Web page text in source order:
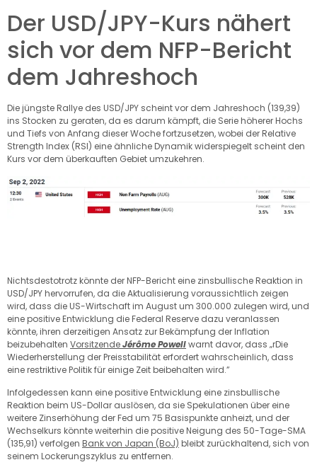
Der USD/JPY-Kurs nähert
sich vor dem NFP-Bericht
dem Jahreshoch
Die jüngste Rallye des USD/JPY scheint vor dem Jahreshoch (139,39)
ins Stocken zu geraten, da es darum kämpft, die Serie höherer Hochs
und Tiefs von Anfang dieser Woche fortzusetzen, wobei der Relative
Strength Index (RSI) eine ähnliche Dynamik widerspiegelt scheint den
Kurs vor dem überkauften Gebiet umzukehren.
Nichtsdestotrotz könnte der NFP-Bericht eine zinsbullische Reaktion in
USD/JPY hervorrufen, da die Aktualisierung voraussichtlich zeigen
wird, dass die US-Wirtschaft im August um 300.000 zulegen wird, und
eine positive Entwicklung die Federal Reserve dazu veranlassen
könnte, ihren derzeitigen Ansatz zur Bekämpfung der Inflation
beizubehalten VorsitzendeJérôme Powellwarnt davor, dass „rDie
Wiederherstellung der Preisstabilität erfordert wahrscheinlich, dass
eine restriktive Politik für einige Zeit beibehalten wird.”
Infolgedessen kann eine positive Entwicklung eine zinsbullische
Reaktion beim US-Dollar auslösen, da sie Spekulationen über eine
weitere Zinserhöhung der Fed um 75 Basispunkte anheizt, und der
Wechselkurs könnte weiterhin die positive Neigung des 50-Tage-SMA
(135,91) verfolgen Bank von Japan (BoJ) bleibt zurückhaltend, sich von
seinem Lockerungszyklus zu entfernen.